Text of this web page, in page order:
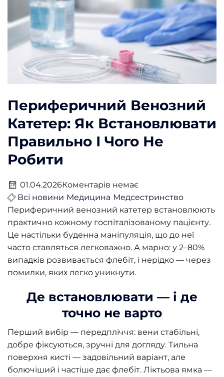
Периферичний Венозний
Катетер: Як Встановлювати
Правильно І Чого Не
Робити
01.04.2026Коментарів немає
Всі новини Медицина Медсестринство
Периферичний венозний катетер встановлюють
практично кожному госпіталізованому пацієнту.
Це настільки буденна маніпуляція, що до неї
часто ставляться легковажно. А марно: у 2–80%
випадків розвивається флебіт, і нерідко — через
помилки, яких легко уникнути.
Де встановлювати — і де
точно не варто
Перший вибір — передпліччя: вени стабільні,
добре фіксуються, зручні для догляду. Тильна
поверхня кисті — задовільний варіант, але
болючіший і частіше дає флебіт. Ліктьова ямка —